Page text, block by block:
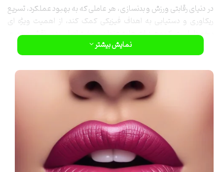
در دنیای رقابتی ورزش و بدنسازی، هر عاملی که به بهبود عملکرد، تسریع
ریکاوری و دستیابی به اهداف فیزیکی کمک کند، از اهمیت ویژه ای
برخوردار است. کربوهیدرات ها به عنوان سوخت اصلی بدن، نقش محوری
در این فرآیندها دارند و مکمل های کربوهیدراتی مانند پودر کربو نوتریمد،
ابزاری کارآمد برای بهینه سازی این سوخت رسانی به شمار می روند. این
مکمل با ترکیبات علمی و دقیق خود، نه تنها انرژی لازم برای تمرینات
سخت را فراهم می کند، بلکه به سرعت بخشیدن به فرآیندهای آنابولیک و
جلوگیری از کاتابولیسم عضلانی نیز کمک می کند. شناخت عمیق ویژگی
های این محصول، به ورزشکاران کمک می کند تا با دیدی بازتر، آن را در
برنامه تغذیه ای خود جای دهند و از حداکثر پتانسیل ورزشی خود بهره مند
پودر کربو نوتریمد چیست؟ تحلیل
نمایش بیشتر